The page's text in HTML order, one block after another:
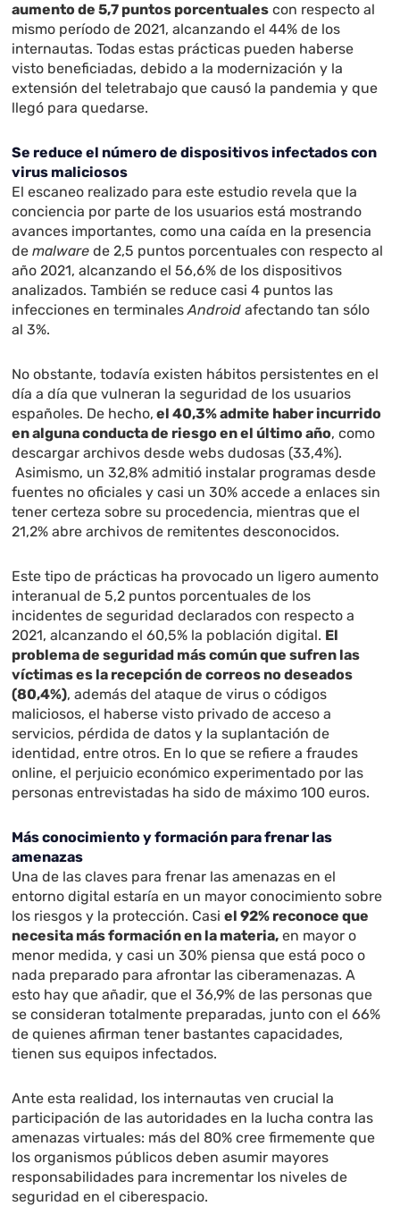
aumento de 5,7 puntos porcentuales con respecto al
mismo período de 2021, alcanzando el 44% de los
internautas. Todas estas prácticas pueden haberse
visto beneficiadas, debido a la modernización y la
extensión del teletrabajo que causó la pandemia y que
llegó para quedarse.
Se reduce el número de dispositivos infectados con
virus maliciosos
El escaneo realizado para este estudio revela que la
conciencia por parte de los usuarios está mostrando
avances importantes, como una caída en la presencia
demalwarede 2,5 puntos porcentuales con respecto al
año 2021, alcanzando el 56,6% de los dispositivos
analizados. También se reduce casi 4 puntos las
infecciones en terminalesAndroidafectando tan sólo
al 3%.
No obstante, todavía existen hábitos persistentes en el
día a día que vulneran la seguridad de los usuarios
españoles. De hecho, el 40,3% admite haber incurrido
en alguna conducta de riesgo en el último año, como
descargar archivos desde webs dudosas (33,4%).
Asimismo, un 32,8% admitió instalar programas desde
fuentes no oficiales y casi un 30% accede a enlaces sin
tener certeza sobre su procedencia, mientras que el
21,2% abre archivos de remitentes desconocidos.
Este tipo de prácticas ha provocado un ligero aumento
interanual de 5,2 puntos porcentuales de los
incidentes de seguridad declarados con respecto a
2021, alcanzando el 60,5% la población digital. El
problema de seguridad más común que sufren las
víctimas es la recepción de correos no deseados
(80,4%), además del ataque de virus o códigos
maliciosos, el haberse visto privado de acceso a
servicios, pérdida de datos y la suplantación de
identidad, entre otros. En lo que se refiere a fraudes
online, el perjuicio económico experimentado por las
personas entrevistadas ha sido de máximo 100 euros.
Más conocimiento y formación para frenar las
amenazas
Una de las claves para frenar las amenazas en el
entorno digital estaría en un mayor conocimiento sobre
los riesgos y la protección. Casiel 92% reconoce que
necesita más formación en la materia, en mayor o
menor medida, y casi un 30% piensa que está poco o
nada preparado para afrontar las ciberamenazas. A
esto hay que añadir, que el 36,9% de las personas que
se consideran totalmente preparadas, junto con el 66%
de quienes afirman tener bastantes capacidades,
tienen sus equipos infectados.
Ante esta realidad, los internautas ven crucial la
participación de las autoridades en la lucha contra las
amenazas virtuales: más del 80% cree firmemente que
los organismos públicos deben asumir mayores
responsabilidades para incrementar los niveles de
seguridad en el ciberespacio.